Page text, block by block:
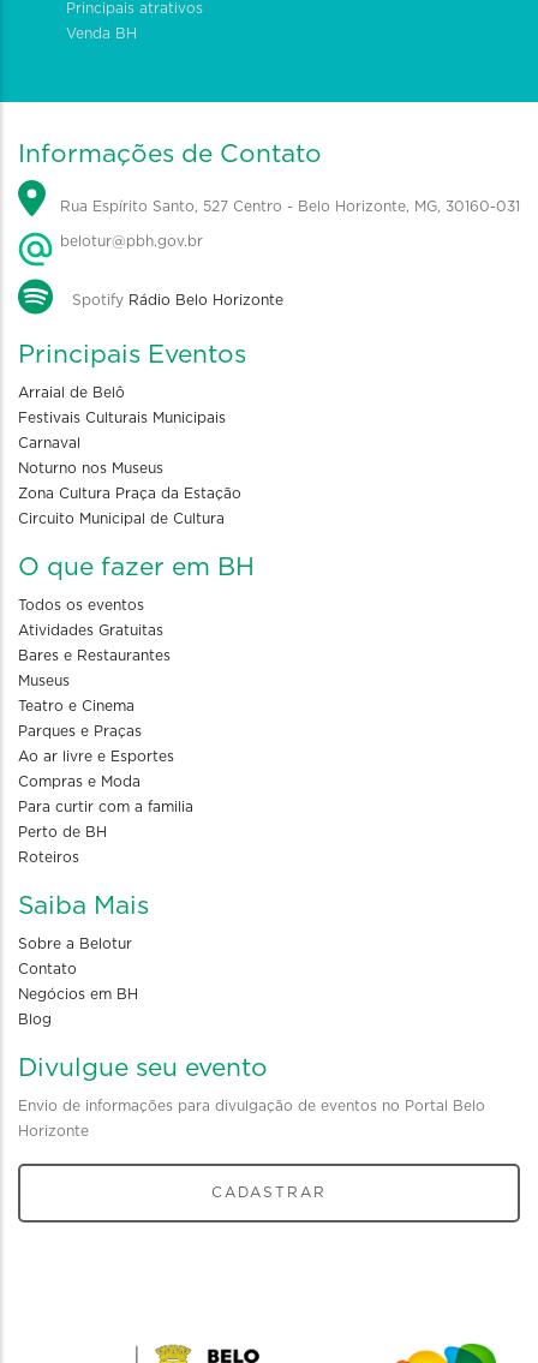
Principais atrativos
Venda BH
Informações de Contato
Rua Espírito Santo, 527 Centro - Belo Horizonte, MG, 30160-031
belotur@pbh.gov.br
Spotify Rádio Belo Horizonte
Principais Eventos
Arraial de Belô
Festivais Culturais Municipais
Carnaval
Noturno nos Museus
Zona Cultura Praça da Estação
Circuito Municipal de Cultura
O que fazer em BH
Todos os eventos
Atividades Gratuitas
Bares e Restaurantes
Museus
Teatro e Cinema
Parques e Praças
Ao ar livre e Esportes
Compras e Moda
Para curtir com a familia
Perto de BH
Roteiros
Saiba Mais
Sobre a Belotur
Contato
Negócios em BH
Blog
Divulgue seu evento
Envio de informações para divulgação de eventos no Portal Belo
Horizonte
CADASTRAR